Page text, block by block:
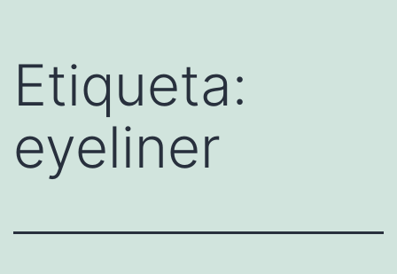
Etiqueta:
eyeliner